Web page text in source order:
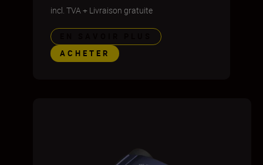
incl. TVA+ Livraison gratuite
ACHETER